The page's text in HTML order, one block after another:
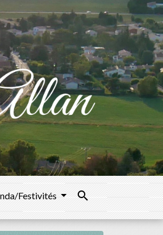
Festivités search